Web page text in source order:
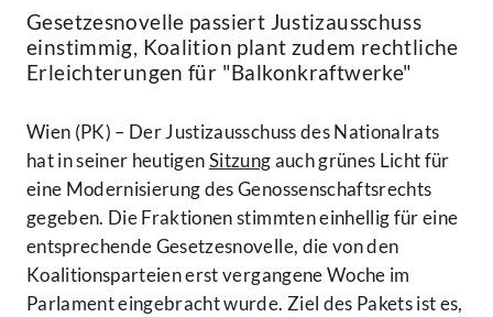
Gesetzesnovelle passiert Justizausschuss
einstimmig, Koalition plant zudem rechtliche
Erleichterungen für "Balkonkraftwerke"
Wien (PK) – Der Justizausschuss des Nationalrats
hat in seiner heutigenSitzungauch grünes Licht für
eine Modernisierung des Genossenschaftsrechts
gegeben. Die Fraktionen stimmten einhellig für eine
entsprechende Gesetzesnovelle, die von den
Koalitionsparteien erst vergangene Woche im
Parlament eingebracht wurde. Ziel des Pakets ist es,